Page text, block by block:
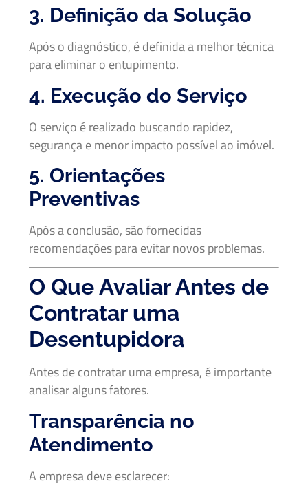
3. Definição da Solução
Após o diagnóstico, é definida a melhor técnica
para eliminar o entupimento.
4. Execução do Serviço
O serviço é realizado buscando rapidez,
segurança e menor impacto possível ao imóvel.
5. Orientações
Preventivas
Após a conclusão, são fornecidas
recomendações para evitar novos problemas.
O Que Avaliar Antes de
Contratar uma
Desentupidora
Antes de contratar uma empresa, é importante
analisar alguns fatores.
Transparência no
Atendimento
A empresa deve esclarecer: